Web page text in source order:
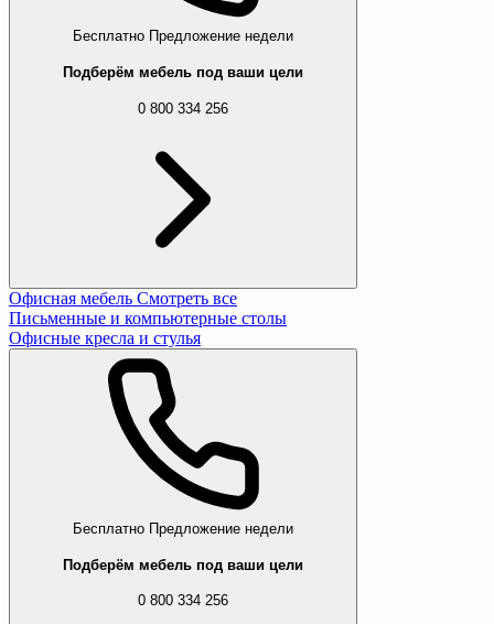
Бесплатно Предложение недели
Подберём мебель под ваши цели
0 800 334 256
Офисная мебель Смотреть все
Письменные и компьютерные столы
Офисные кресла и стулья
Бесплатно Предложение недели
Подберём мебель под ваши цели
0 800 334 256